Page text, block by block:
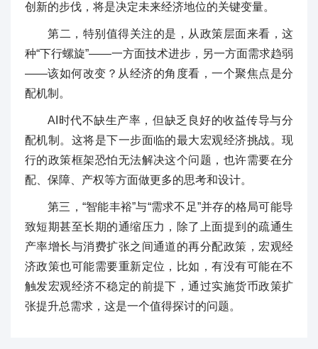
创新的步伐，将是决定未来经济地位的关键变量。
第二，特别值得关注的是，从政策层面来看，这
种“下行螺旋”——一方面技术进步，另一方面需求趋弱
——该如何改变？从经济的角度看，一个聚焦点是分
配机制。
AI时代不缺生产率，但缺乏良好的收益传导与分
配机制。这将是下一步面临的最大宏观经济挑战。现
行的政策框架恐怕无法解决这个问题，也许需要在分
配、保障、产权等方面做更多的思考和设计。
第三，“智能丰裕”与“需求不足”并存的格局可能导
致短期甚至长期的通缩压力，除了上面提到的疏通生
产率增长与消费扩张之间通道的再分配政策，宏观经
济政策也可能需要重新定位，比如，有没有可能在不
触发宏观经济不稳定的前提下，通过实施货币政策扩
张提升总需求，这是一个值得探讨的问题。